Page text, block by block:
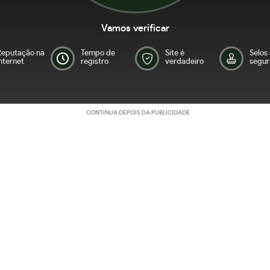
Vamos verificar
na
Tempo de
registro
Site é
verdadeiro
Selos
CONTINUA DEPOIS DA PUBLICIDADE